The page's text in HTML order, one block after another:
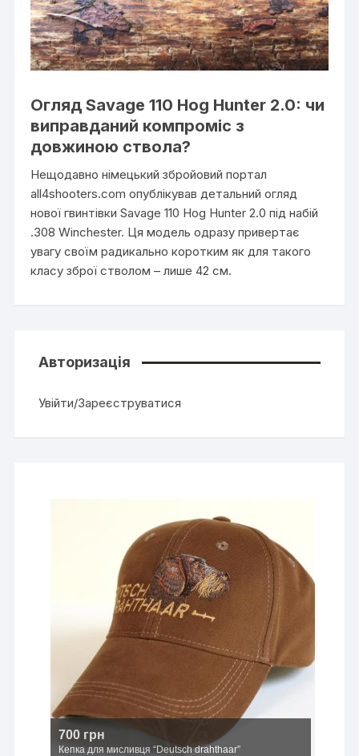
Огляд Savage 110 Hog Hunter 2.0: чи
виправданий компроміс з
довжиною ствола?
Нещодавно німецький збройовий портал
all4shooters.com опублікував детальний огляд
нової гвинтівки Savage 110 Hog Hunter 2.0 під набій
.308 Winchester. Ця модель одразу привертає
увагу своїм радикально коротким як для такого
класу зброї стволом – лише 42 см.
Авторизація
Увійти/Зареєструватися
700 грн
Кепка для мисливця “Deutsch drahthaar”